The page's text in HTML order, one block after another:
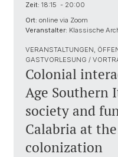
Zeit: 18:15 - 20:00
Ort: online via Zoom
Veranstalter: Klassische
VERANSTALTUNGEN,
GASTVORLESUNG /
Colonial
Age Southern
society and
Calabria at
colonization